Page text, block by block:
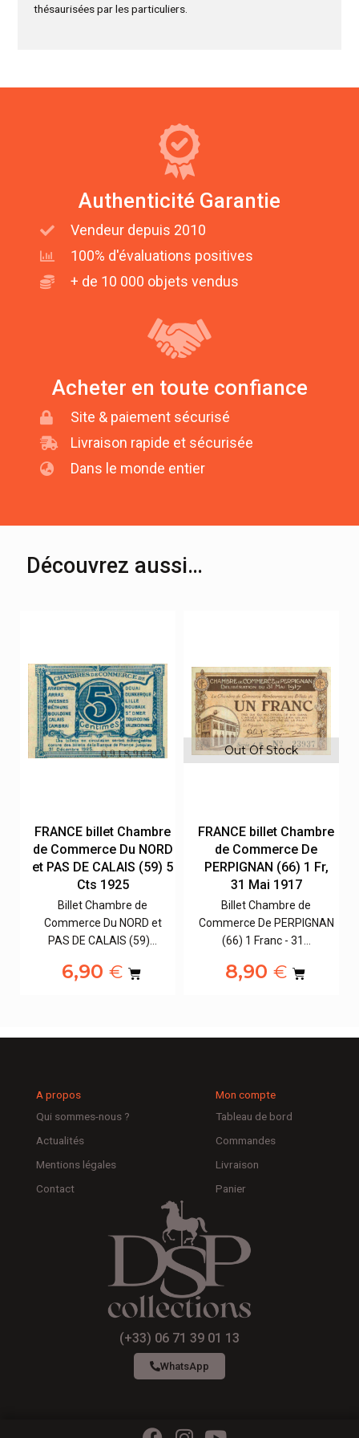
thésaurisées par les particuliers.
Authenticité Garantie
Vendeur depuis 2010
100% d'évaluations positives
+ de 10 000 objets vendus
Acheter en toute confiance
Site & paiement sécurisé
Livraison rapide et sécurisée
Dans le monde entier
Découvrez aussi…
FRANCE billet Chambre
de Commerce Du NORD
et PAS DE CALAIS (59) 5
Cts 1925
Billet Chambre de
Commerce Du NORD et
PAS DE CALAIS (59)…
6,90€
Out Of Stock
FRANCE billet Chambre
de Commerce De
PERPIGNAN (66) 1 Fr,
31 Mai 1917
Billet Chambre de
Commerce De PERPIGNAN
(66) 1 Franc - 31…
8,90 €
A propos
Qui sommes-nous ?
Actualités
Mentions légales
Contact
Mon compte
Tableau de bord
Commandes
Livraison
Panier
(+33) 06 71 39 01 13
WhatsApp